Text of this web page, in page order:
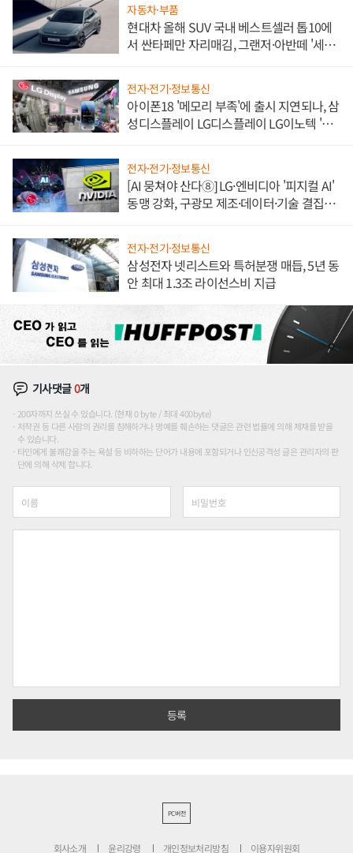
자동차·부품
현대차 올해 SUV 국내 베스트셀러 톱10에
서 싼타페만 자리매김, 그랜저·아반떼 '세단
전자·전기·정보통신
아이폰18 '메모리 부족'에 출시 지연되나, 삼
성디스플레이 LG디스플레이 LG이노텍 '탈
전자·전기·정보통신
[AI 뭉쳐야 산다⑧] LG·엔비디아 '피지컬 AI'
동맹 강화, 구광모 제조·데이터·기술 결집
전자·전기·정보통신
삼성전자 넷리스트와 특허분쟁 매듭, 5년 동
안 최대 1.3조 라이선스비 지급
기사댓글0개
200자까지 쓰실 수 있습니다. (현재 0 byte / 최대 400byte)
저작권 등 다른 사람의 권리를 침해하거나 명예를 훼손하는 댓글은 관련 법률에 의해 제재를 받을
수 있습니다.
타인에게 불쾌감을 주는 욕설 등 비하하는 단어가 내용에 포함되거나 인신공격성 글은 관리자의 판
단에 의해 삭제 합니다.
PC버전
회사소개 윤리강령 개인정보처리방침 이용자위원회